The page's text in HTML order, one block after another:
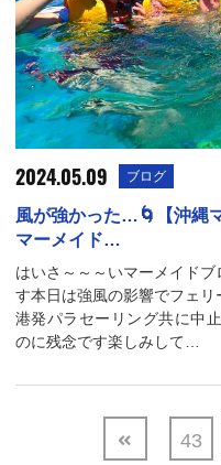
2024.05.09 ブログ
風が強かった…🌀【沖縄
マーメイド…
はいさ～～～いマーメイド
す本日は強風の影響でフェ
港発パラセーリング共に中
のに残念です楽しみして…
43